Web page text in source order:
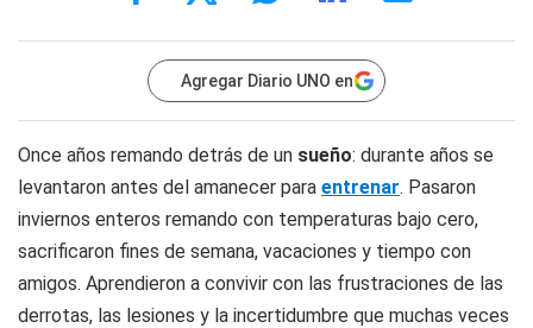
Agregar Diario UNO en
Once años remando detrás de un sueño: durante años se
levantaron antes del amanecer para entrenar. Pasaron
inviernos enteros remando con temperaturas bajo cero,
sacrificaron fines de semana, vacaciones y tiempo con
amigos. Aprendieron a convivir con las frustraciones de las
derrotas, las lesiones y la incertidumbre que muchas veces